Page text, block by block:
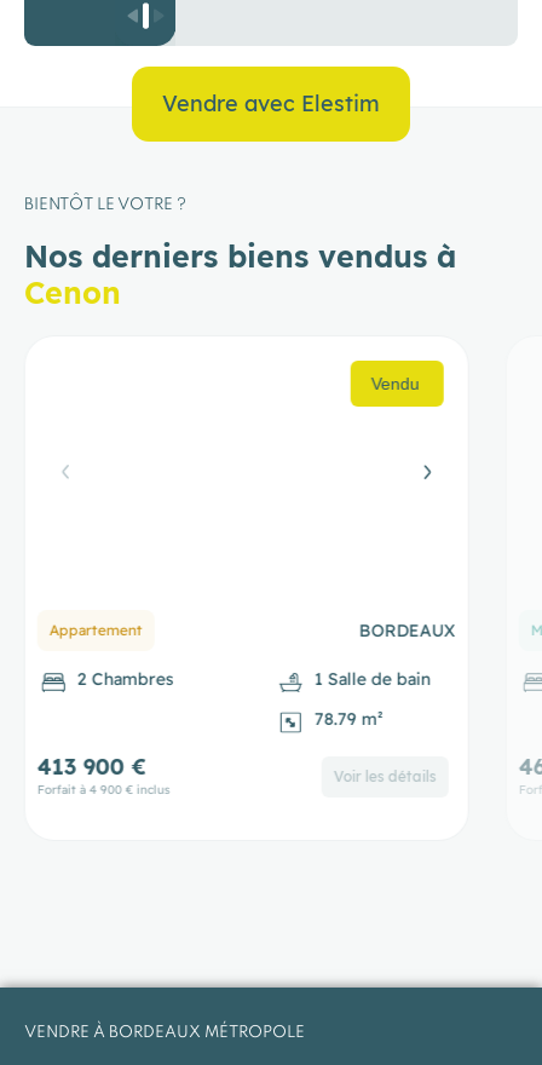
Vendre avec Elestim
BIENTÔT LE VOTRE ?
Nos derniers biens vendus à
Cenon
Appartement BORDEAUX
2 Chambres
1 Salle de bain
78.79 m²
413 900 €
Forfait à 4 900 € inclus
Voir les détails
VENDRE À BORDEAUX MÉTROPOLE